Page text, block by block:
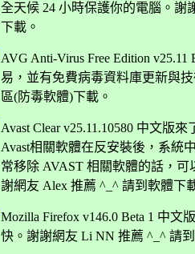
全天候 24 小時保護你的電腦。謝
下載。
AVG Anti-Virus Free Edition
易，並有免費病毒資料庫更新與
區(防毒軟體)下載。
Avast Clear v25.11.10580 中文版
Avast相關軟體在反安裝後，系統
常移除 AVAST 相關軟體的話，
謝網友 Alex 推薦 ^_^ 請到軟體下
Mozilla Firefox v146.0 Beta 1 中
快。謝謝網友 Li NN 推薦 ^_^ 請